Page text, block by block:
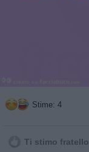
Stime: 4
Ti stimo fratello